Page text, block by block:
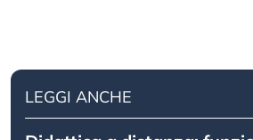
LEGGI ANCHE